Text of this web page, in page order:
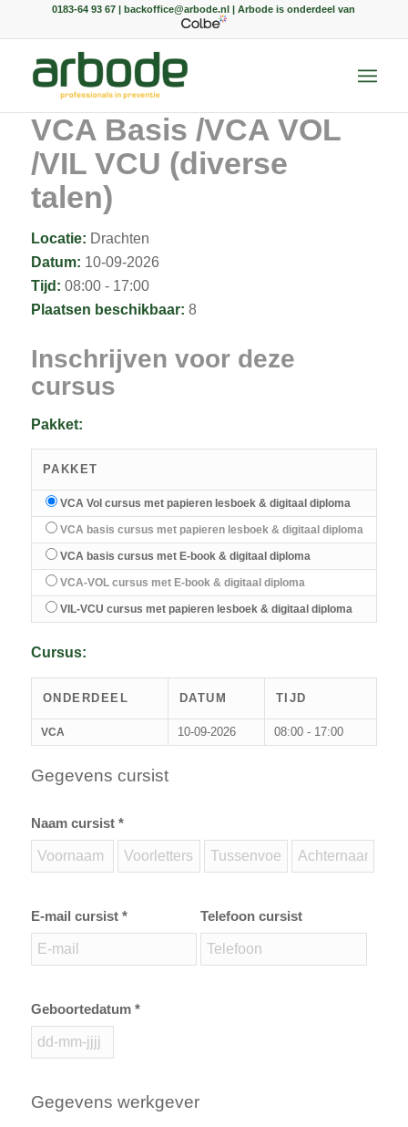
0183-64 93 67 | backoffice@arbode.nl | Arbode is onderdeel van
VCA Basis /VCA VOL
/VIL VCU (diverse
talen)
Locatie: Drachten
Datum: 10-09-2026
Tijd: 08:00 - 17:00
Plaatsen beschikbaar: 8
Inschrijven voor deze
cursus
Pakket:
PAKKET
VCA Vol cursus met papieren lesboek & digitaal diploma
VCA basis cursus met papieren lesboek & digitaal diploma
VCA basis cursus met E-book & digitaal diploma
VCA-VOL cursus met E-book & digitaal diploma
VIL-VCU cursus met papieren lesboek & digitaal diploma
Cursus:
ONDERDEEL DATUM TIJD
VCA 10-09-2026 08:00 - 17:00
Gegevens cursist
Naam cursist *
E-mail cursist * Telefoon cursist
Geboortedatum *
Gegevens werkgever